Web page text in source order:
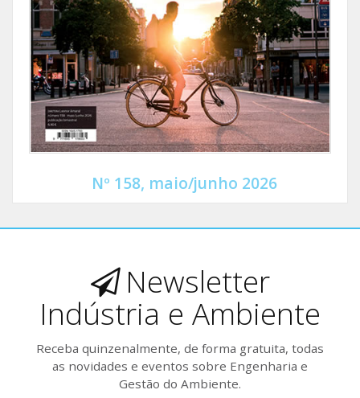
Nº 158, maio/junho 2026
Newsletter
Indústria e Ambiente
Receba quinzenalmente, de forma gratuita, todas
as novidades e eventos sobre Engenharia e
Gestão do Ambiente.